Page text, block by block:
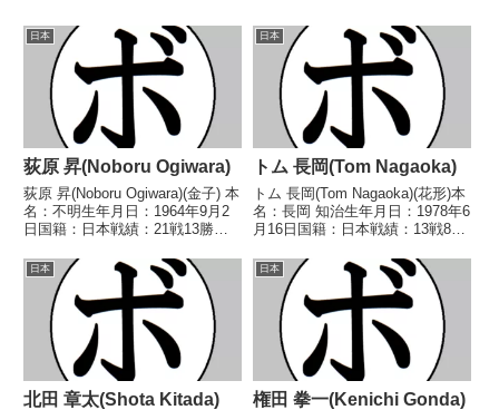
日本
荻原 昇(Noboru Ogiwara)
荻原 昇(Noboru Ogiwara)(金子) 本
名：不明生年月日：1964年9月2
日国籍：日本戦績：21戦13勝
1986年度全日本スーパーバンタ
ム級新人王 【戦歴】
1985/06/15 △4R判定 (...
日本
トム 長岡(Tom Nagaoka)
トム 長岡(Tom Nagaoka)(花形)本
名：長岡 知治生年月日：1978年6
月16日国籍：日本戦績：13戦8勝
し【戦歴】1997/06/20 ○4R判定
(採点不明) 村田 匡弘(横浜
光)1997/...
日本
北田 章太(Shota Kitada)
日本
権田 拳一(Kenichi Gonda)